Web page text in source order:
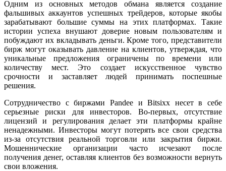
Одним из основных методов обмана является создание
фальшивых аккаунтов успешных трейдеров, которые якобы
зарабатывают большие суммы на этих платформах. Такие
истории успеха внушают доверие новым пользователям и
побуждают их вкладывать деньги. Кроме того, представители
бирж могут оказывать давление на клиентов, утверждая, что
уникальные предложения ограничены по времени или
количеству мест. Это создает искусственное чувство
срочности и заставляет людей принимать поспешные
решения.
Сотрудничество с биржами Pandee и Bitsixx несет в себе
серьезные риски для инвесторов. Во-первых, отсутствие
лицензий и регулирования делает эти платформы крайне
ненадежными. Инвесторы могут потерять все свои средства
из-за отсутствия реальной торговли или закрытия биржи.
Мошеннические организации часто исчезают после
получения денег, оставляя клиентов без возможности вернуть
свои вложения.